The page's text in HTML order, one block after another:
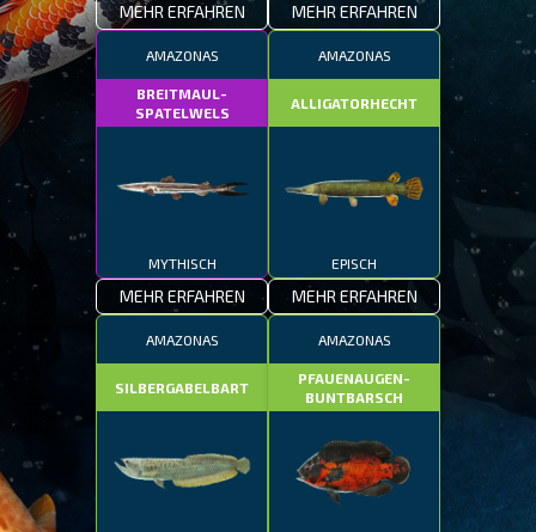
MEHR ERFAHREN MEHR ERFAHREN
AMAZONAS
BREITMAUL-
SPATELWELS
MYTHISCH
MEHR ERFAHREN
AMAZONAS
ALLIGATORHECHT
EPISCH
MEHR ERFAHREN
AMAZONAS
SILBERGABELBART
AMAZONAS
PFAUENAUGEN-
BUNTBARSCH